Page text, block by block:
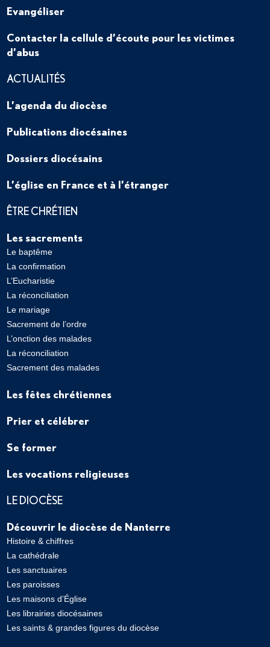
Evangéliser
Contacter la cellule d’écoute pour les victimes
d’abus
ACTUALITÉS
L’agenda du diocèse
Publications diocésaines
Dossiers diocésains
L’église en France et à l’étranger
ÊTRE CHRÉTIEN
Les sacrements
Le baptême
La confirmation
L’Eucharistie
La réconciliation
Le mariage
Sacrement de l’ordre
L’onction des malades
La réconciliation
Sacrement des malades
Les fêtes chrétiennes
Prier et célébrer
Se former
Les vocations religieuses
LE DIOCÈSE
Découvrir le diocèse de Nanterre
Histoire & chiffres
La cathédrale
Les sanctuaires
Les paroisses
Les maisons d’Église
Les librairies diocésaines
Les saints & grandes figures du diocèse